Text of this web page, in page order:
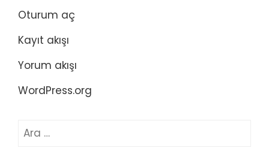
Oturum aç
Kayıt akışı
Yorum akışı
WordPress.org
Arama: